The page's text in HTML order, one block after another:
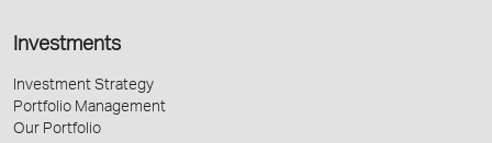
Investments
Investment Strategy
Portfolio Management
Our Portfolio